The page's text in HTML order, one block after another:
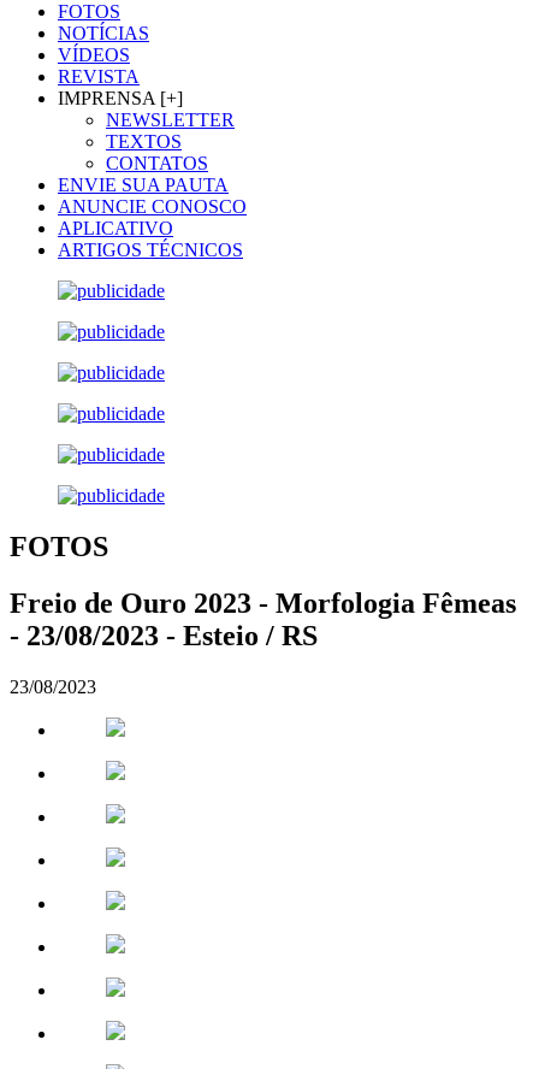
FOTOS
NOTÍCIAS
VÍDEOS
REVISTA
IMPRENSA [+]
NEWSLETTER
TEXTOS
CONTATOS
ENVIE SUA PAUTA
ANUNCIE CONOSCO
APLICATIVO
ARTIGOS TÉCNICOS
FOTOS
Freio de Ouro 2023 - Morfologia Fêmeas
- 23/08/2023 - Esteio / RS
23/08/2023